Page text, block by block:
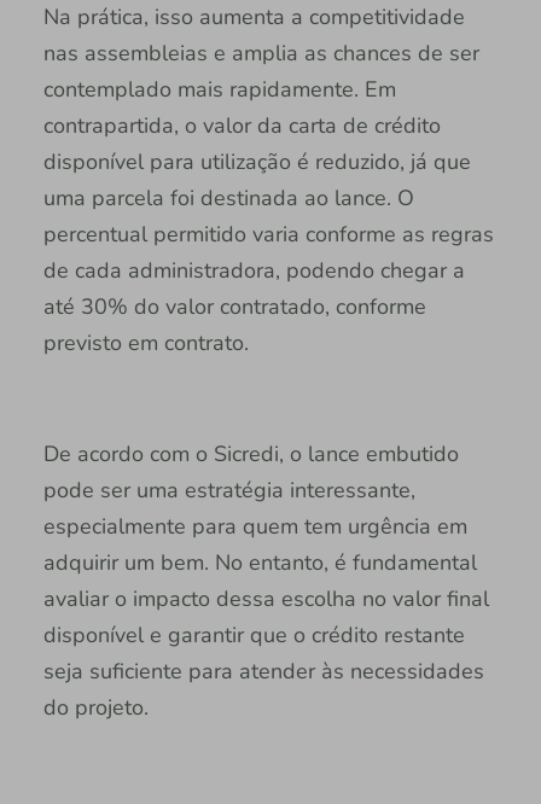
Na prática, isso aumenta a competitividade
nas assembleias e amplia as chances de ser
contemplado mais rapidamente. Em
contrapartida, o valor da carta de crédito
disponível para utilização é reduzido, já que
uma parcela foi destinada ao lance. O
percentual permitido varia conforme as regras
de cada administradora, podendo chegar a
até 30% do valor contratado, conforme
previsto em contrato.
De acordo com o Sicredi, o lance embutido
pode ser uma estratégia interessante,
especialmente para quem tem urgência em
adquirir um bem. No entanto, é fundamental
avaliar o impacto dessa escolha no valor final
disponível e garantir que o crédito restante
seja suficiente para atender às necessidades
do projeto.